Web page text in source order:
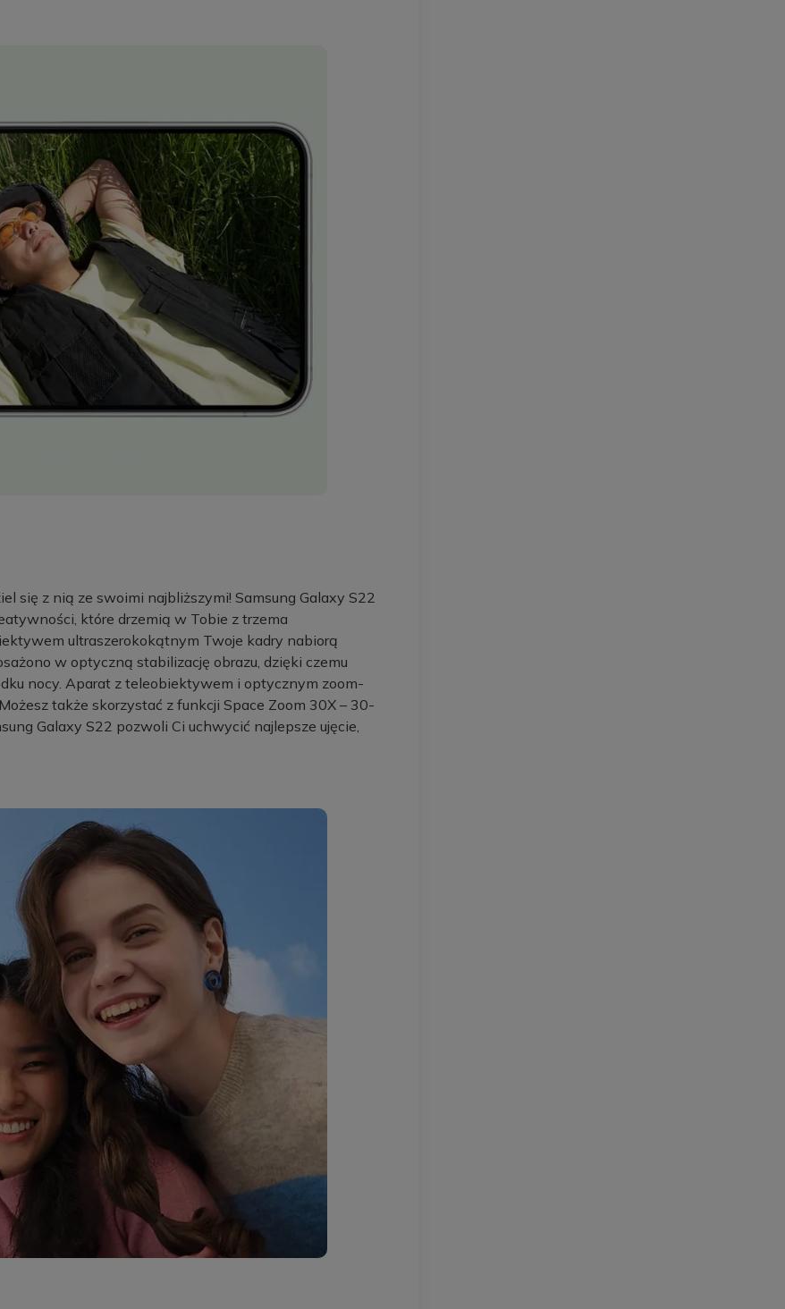
się z nią ze swoimi najbliższymi! Samsung Galaxy S22
które drzemią w Tobie z trzema
ultraszerokokątnym Twoje kadry nabiorą
w optyczną stabilizację obrazu, dzięki czemu
nocy. Aparat z teleobiektywem i optycznym zoom-
także skorzystać z funkcji Space Zoom 30X – 30-
Galaxy S22 pozwoli Ci uchwycić najlepsze ujęcie,